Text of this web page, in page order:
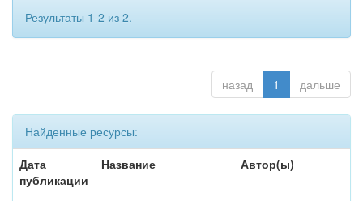
Результаты 1-2 из 2.
назад 1 дальше
Найденные ресурсы:
Дата
публикации
Название Автор(ы)